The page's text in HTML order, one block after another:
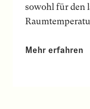
sowohl für den
Mehr erfahren